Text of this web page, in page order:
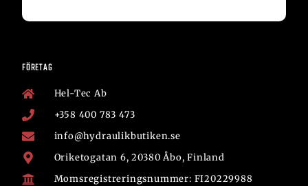
FÖRETAG
Hel-Tec Ab
+358 400 783 473
info@hydraulikbutiken.se
Oriketogatan 6, 20380 Åbo, Finland
Momsregistreringsnummer: FI20229988